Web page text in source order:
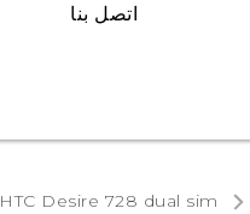
اتصل بنا
HTC Desire 728 dual sim‎